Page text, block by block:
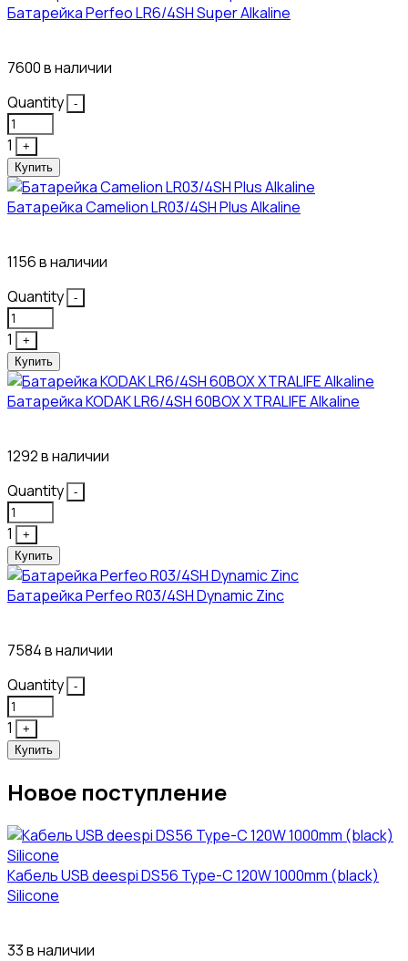
Батарейка Perfeo LR6/4SH Super Alkaline
7600 в наличии
Quantity
-
1
+
Купить
Батарейка Camelion LR03/4SH Plus Alkaline
1156 в наличии
Quantity
-
1
+
Купить
Батарейка KODAK LR6/4SH 60BOX XTRALIFE Alkaline
1292 в наличии
Quantity
-
1
+
Купить
Батарейка Perfeo R03/4SH Dynamic Zinc
7584 в наличии
Quantity
-
1
+
Купить
Новое поступление
Кабель USB deespi DS56 Type-C 120W 1000mm (black)
Silicone
33 в наличии